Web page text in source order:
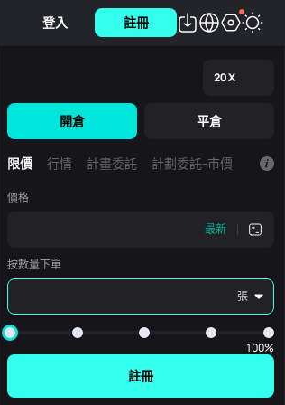
登入 註冊
20X
開倉 平倉
限價 行情 計畫委託 計劃委託-市價
價格
最新
按數量下單
張
100%
註冊